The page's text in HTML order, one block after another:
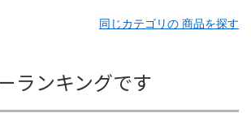
同じカテゴリの 商品を探す
ランキングです